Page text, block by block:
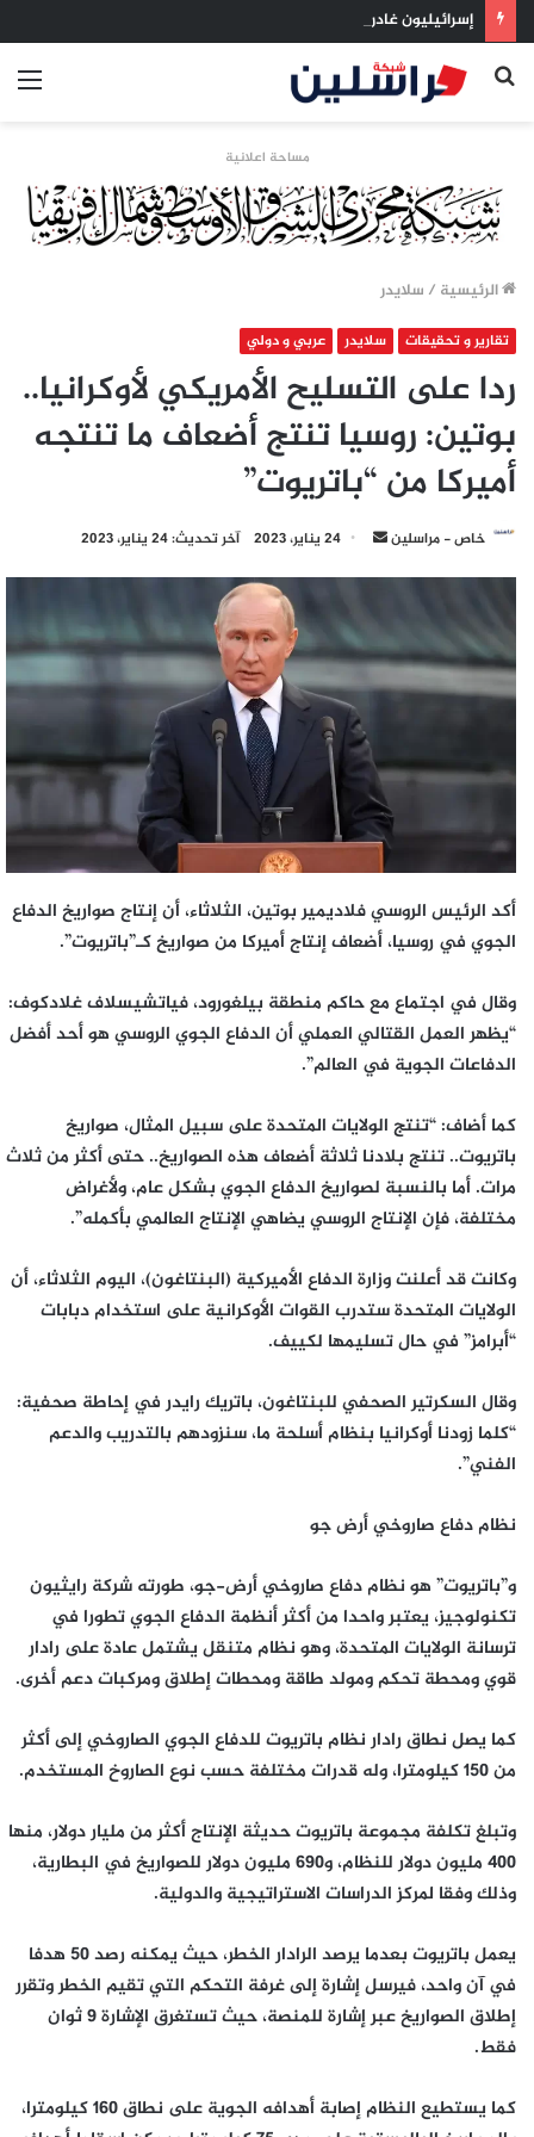
إسرائيليون غادروا بلا رجعة: اخترنا الهجرة لنعيش بلا خوف
بحث
مساحة اعلانية
الرئيسية / سلايدر
تقارير و تحقيقات سلايدر عربي و دولي
ردا على التسليح الأمريكي لأوكرانيا..
بوتين: روسيا تنتج أضعاف ما تنتجه
أميركا من “باتريوت”
خاص - مراسلين
أرسل 24 يناير، 2023 آخر تحديث: 24 يناير، 2023
أكد الرئيس الروسي فلاديمير بوتين، الثلاثاء، أن إنتاج صواريخ الدفاع
الجوي في روسيا، أضعاف إنتاج أميركا من صواريخ كـ”باتريوت”.
وقال في اجتماع مع حاكم منطقة بيلغورود، فياتشيسلاف غلادكوف:
“يظهر العمل القتالي العملي أن الدفاع الجوي الروسي هو أحد أفضل
الدفاعات الجوية في العالم”.
كما أضاف: “تنتج الولايات المتحدة على سبيل المثال، صواريخ
باتريوت.. تنتج بلادنا ثلاثة أضعاف هذه الصواريخ.. حتى أكثر من ثلاث
مرات. أما بالنسبة لصواريخ الدفاع الجوي بشكل عام، ولأغراض
مختلفة، فإن الإنتاج الروسي يضاهي الإنتاج العالمي بأكمله”.
وكانت قد أعلنت وزارة الدفاع الأميركية (البنتاغون)، اليوم الثلاثاء، أن
الولايات المتحدة ستدرب القوات الأوكرانية على استخدام دبابات
“أبرامز” في حال تسليمها لكييف.
وقال السكرتير الصحفي للبنتاغون، باتريك رايدر في إحاطة صحفية:
“كلما زودنا أوكرانيا بنظام أسلحة ما، سنزودهم بالتدريب والدعم
الفني”.
نظام دفاع صاروخي أرض جو
و”باتريوت” هو نظام دفاع صاروخي أرض-جو، طورته شركة رايثيون
تكنولوجيز، يعتبر واحدا من أكثر أنظمة الدفاع الجوي تطورا في
ترسانة الولايات المتحدة، وهو نظام متنقل يشتمل عادة على رادار
قوي ومحطة تحكم ومولد طاقة ومحطات إطلاق ومركبات دعم أخرى.
كما يصل نطاق رادار نظام باتريوت للدفاع الجوي الصاروخي إلى أكثر
من 150 كيلومترا، وله قدرات مختلفة حسب نوع الصاروخ المستخدم.
وتبلغ تكلفة مجموعة باتريوت حديثة الإنتاج أكثر من مليار دولار، منها
400 مليون دولار للنظام، و690 مليون دولار للصواريخ في البطارية،
وذلك وفقا لمركز الدراسات الاستراتيجية والدولية.
يعمل باتريوت بعدما يرصد الرادار الخطر، حيث يمكنه رصد 50 هدفا
في آن واحد، فيرسل إشارة إلى غرفة التحكم التي تقيم الخطر وتقرر
إطلاق الصواريخ عبر إشارة للمنصة، حيث تستغرق الإشارة 9 ثوان
فقط.
كما يستطيع النظام إصابة أهدافه الجوية على نطاق 160 كيلومترا،